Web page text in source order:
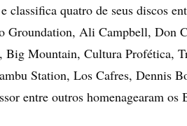
classifica quatro de seus discos
Groundation, Ali Campbell, Don
Mountain, Cultura Profética,
Station, Los Cafres, Dennis
entre outros homenagearam os